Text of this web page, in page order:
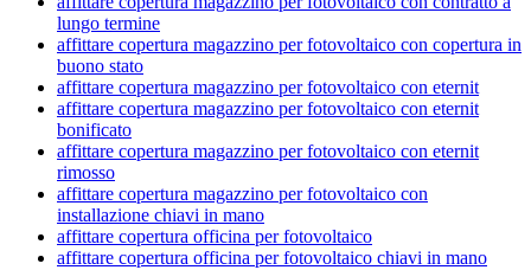
lungo termine
affittare copertura magazzino per fotovoltaico con copertura in
buono stato
affittare copertura magazzino per fotovoltaico con eternit
affittare copertura magazzino per fotovoltaico con eternit
bonificato
affittare copertura magazzino per fotovoltaico con eternit
rimosso
affittare copertura magazzino per fotovoltaico con
installazione chiavi in mano
affittare copertura officina per fotovoltaico
affittare copertura officina per fotovoltaico chiavi in mano